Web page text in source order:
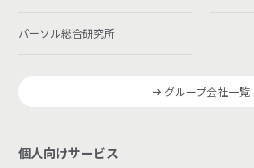
パーソル総合研究所
グループ会社一覧
個人向けサービス